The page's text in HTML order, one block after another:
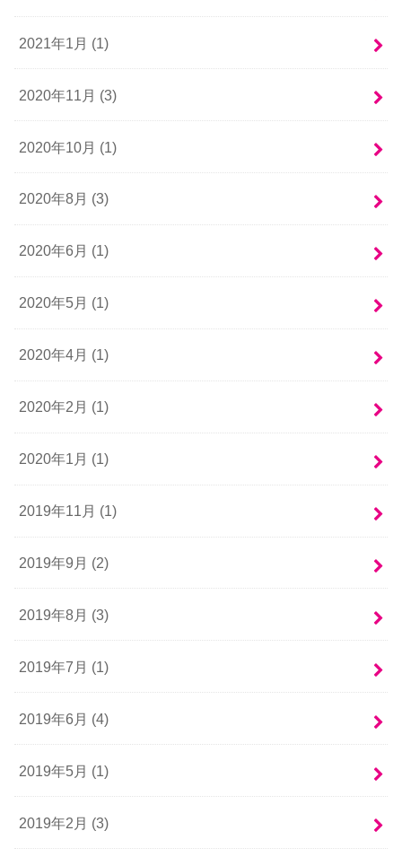
2021年1月 (1)
2020年11月 (3)
2020年10月 (1)
2020年8月 (3)
2020年6月 (1)
2020年5月 (1)
2020年4月 (1)
2020年2月 (1)
2020年1月 (1)
2019年11月 (1)
2019年9月 (2)
2019年8月 (3)
2019年7月 (1)
2019年6月 (4)
2019年5月 (1)
2019年2月 (3)